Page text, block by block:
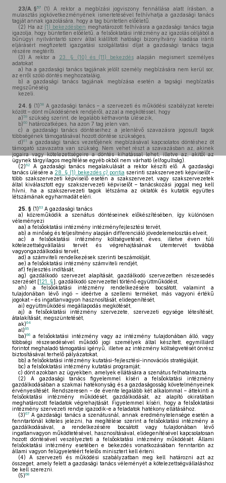
23/A. §57 (1) A rektor a megbízási jogviszony fennállása alatt írásban, a
mulasztás jogkövetkezményének ismertetésével felhívhatja a gazdasági tanács
tagját annak igazolására, hogy a tag büntetlen előéletű.
(2) Ha az (1) bekezdésben meghatározott felhívásra a gazdasági tanács tagja
igazolja, hogy büntetlen előéletű, a felsőoktatási intézmény az igazolás céljából a
bűnügyi nyilvántartó szerv által kiállított hatósági bizonyítvány kiadása iránti
eljárásért megfizetett igazgatási szolgáltatási díjat a gazdasági tanács tagja
részére megtéríti.
(3) A rektor a 23. § (10) és (11) bekezdésalapján megismert személyes
adatokat
a) ha a gazdasági tanács tagjának jelölt személy megbízására nem kerül sor,
az erről szóló döntés meghozataláig,
b) a gazdasági tanács tagjának megbízása esetén a tagsági megbízatás
megszűnéséig
kezeli.
24. § (1)58 A gazdasági tanács – a szervezeti és működési szabályzat keretei
között – dönt működésének rendjéről, azzal a megkötéssel, hogy
a)59 szükség szerint, de legalább kéthavonta ülésezik,
b)60 határozatképes, ha azon 7 tag jelen van,
c) a gazdasági tanács döntéseihez a jelenlévő szavazásra jogosult tagok
többségének támogatásával hozott döntése szükséges,
d)61
a gazdasági tanács vezetőjének megbízásával kapcsolatos döntéshez öt
támogató szavazatra van szükség. Nem vehet részt a szavazásban az, akinek
jogaira vagy kötelezettségeire a döntés kihatással lehet, illetve az, akitől az
ügynek tárgyilagos megítélése egyéb okból nem várható (elfogultság).
(2)62
A gazdasági tanács megalakulását a rektor készíti elő. A gazdasági
tanács ülésére a 28. § (1) bekezdés c) pontja szerinti szakszervezeti képviselőt –
több szakszervezeti képviselő esetén a szakszervezet, vagy szakszervezetek
által kiválasztott egy szakszervezeti képviselőt – tanácskozási joggal meg kell
hívni, ha a szakszervezeti tagok létszáma az oktatók és kutatók együttes
létszámának egyharmadát eléri.
25. § (1)63 A gazdasági tanács
a) közreműködik a szenátus döntéseinek előkészítésében, így különösen
véleményezi
aa) a felsőoktatási intézmény intézményfejlesztési tervét,
ab) a minőség és teljesítmény alapján differenciáló jövedelemelosztás elveit,
ac) a felsőoktatási intézmény költségvetését, éves, illetve éven túli
kötelezettségvállalási tervét és végrehajtásának ütemtervét továbbá
vagyongazdálkodási tervét,
ad) a számviteli rendelkezések szerinti beszámolóját,
ae) a felsőoktatási intézmény számviteli rendjét,
af) fejlesztés indítását,
ag) gazdálkodó szervezet alapítását, gazdálkodó szervezetben részesedés
szerzését [121. §], gazdálkodó szervezettel történő együttműködést,
ah) a felsőoktatási intézmény rendelkezésére bocsátott, valamint a
tulajdonában lévő ingó – ideértve a szellemi terméket, más vagyoni értékű
jogokat – és ingatlanvagyon hasznosítását, elidegenítését,
ai) együttműködési megállapodás megkötését,
aj) a felsőoktatási intézmény szervezete, szervezeti egysége létesítését,
átalakítását, megszüntetését,
ak)64
al)65
ba)66 a felsőoktatási intézmény vagy az intézmény tulajdonában álló, vagy
többségi részesedésével működő jogi személyek által készített, egymilliárd
forintot meghaladó támogatási igényű, illetve az intézmény költségvetését önrész
biztosításával terhelő pályázatokat,
bb) a felsőoktatási intézmény kutatási-fejlesztési-innovációs stratégiáját,
bc) a felsőoktatási intézmény kutatási programját;
c) dönt azokban az ügyekben, amelyek ellátására a szenátus felhatalmazta.
(2) A gazdasági tanács figyelemmel kíséri a felsőoktatási intézmény
gazdálkodásában a szakmai hatékonyság és a gazdaságosság követelményeinek
érvényesítését. Rendszeresen – de évente legalább két alkalommal – áttekinti a
felsőoktatási intézmény működését, gazdálkodását, az alapító okiratában
meghatározott feladatok végrehajtását. Figyelemmel kíséri, hogy a felsőoktatási
intézmény szervezeti rendje igazodik-e a feladatok hatékony ellátásához.
(3)67 A gazdasági tanács a szenátusnál, annak eredménytelensége esetén a
fenntartónál köteles jelezni, ha megítélése szerint a felsőoktatási intézmény a
gazdálkodásával, a rendelkezésére bocsátott vagy tulajdonában lévő
ingatlanvagyon működtetésével, hasznosításával, elidegenítésével kapcsolatosan
hozott döntésével veszélyezteti a felsőoktatási intézmény működését. Állami
felsőoktatási intézmény esetében e bekezdés vonatkozásában fenntartón az
állami vagyon felügyeletéért felelős minisztert kell érteni.
(4) A szervezeti és működési szabályzatban meg kell határozni azt az
összeget, amely felett a gazdasági tanács véleményét a kötelezettségvállaláshoz
be kell szerezni.
(5)68